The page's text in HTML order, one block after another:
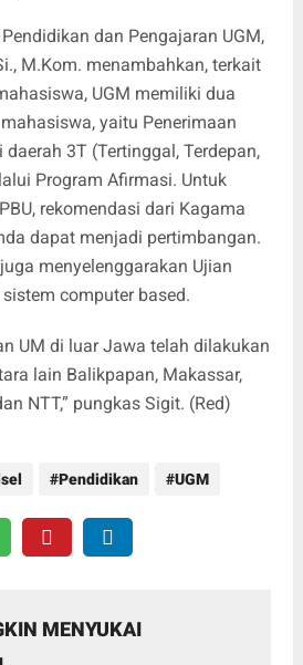
dan Pengajaran UGM,
., M.Kom. menambahkan, terkait
UGM memiliki dua
yaitu Penerimaan
daerah 3T (Tertinggal, Terdepan,
Program Afirmasi. Untuk
rekomendasi dari Kagama
dapat menjadi pertimbangan.
menyelenggarakan Ujian
computer based.
UM di luar Jawa telah dilakukan
lain Balikpapan, Makassar,
NTT,” pungkas Sigit. (Red)
Pendidikan UGM
MENYUKAI